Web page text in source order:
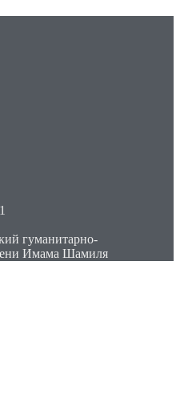
гуманитарно-
Имама Шамиля